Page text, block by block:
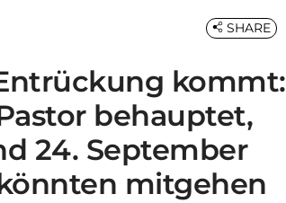
kommt:
behauptet,
24. September
mitgehen
SHARE